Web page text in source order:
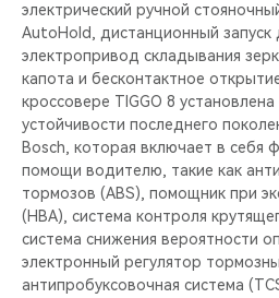
электрический ручной
AutoHold, дистанционный запуск
электропривод складывания
капота и бесконтактное
кроссовере TIGGO 8
устойчивости последнего
Bosch, которая включает в себя
помощи водителю, такие как
тормозов (ABS), помощник при
(HBA), система контроля
система снижения вероятности
электронный регулятор
антипробуксовочная система